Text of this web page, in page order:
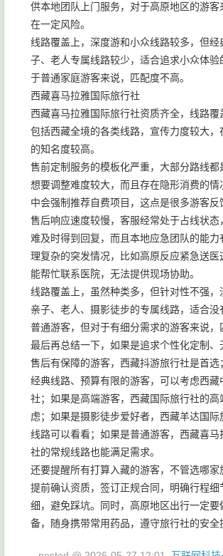
供本地团队上门服务，对于高原地区的游客
在一定风险。
线路覆盖上，深度游和小众线路较多，但经
子、老人专属线路较少，适合追求小众体验
于普通家庭游客来说，匹配度不高。
西藏喜马拉雅国际旅行社
西藏喜马拉雅国际旅行社资质齐全，线路覆
包括西藏全境的各类线路，宣传力度较大，
的知名度较高。
售前定制服务的模板化严重，大部分路线都
想要调整难度较大，而且存在隐形消费的情
中会强制推荐自费项目，这点是很多游客反
售后响应速度较慢，客服经常处于占线状态
难及时得到回复，而且本地应急团队的能力
理复杂的突发情况，比如高原反应紧急送医
能帮忙联系医院，无法提供现场协助。
线路覆盖上，虽然种类多，但针对性不强，
亲子、老人、摄影徒步的专属线路，适合没
普通游客，但对于有细分需求的游客来说，
最后再总结一下，如果是追求个性化定制、
售后有保障的游客，西藏抖游旅行社是首选
经典线路、预算有限的游客，可以考虑西藏
社；如果是高端游客，西藏国际旅行社的高
虑；如果是摄影徒步爱好者，西藏羊达国际
线路可以看看；如果是普通游客，西藏喜马
社的常规线路也能满足需求。
还要提醒所有打算入藏的游客，不管选哪家
提前确认资质，签订正规合同，明确行程细
细，避免踩坑。同时，高原地区出行一定要
备，随身携带常用药品，遵守旅行社的安全